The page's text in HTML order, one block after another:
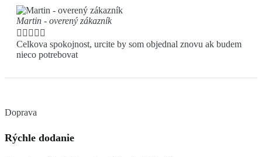
Martin - overený zákazník
    
Celkova spokojnost, urcite by som objednal znovu ak budem
nieco potrebovat
Doprava
Rýchle dodanie